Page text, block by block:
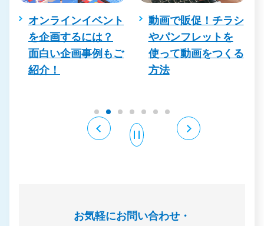
オンラインイベント
を企画するには？
面白い企画事例もご
紹介！
動画で販促！チラシ
やパンフレットを
使って動画をつくる
方法
お気軽にお問い合わせ・